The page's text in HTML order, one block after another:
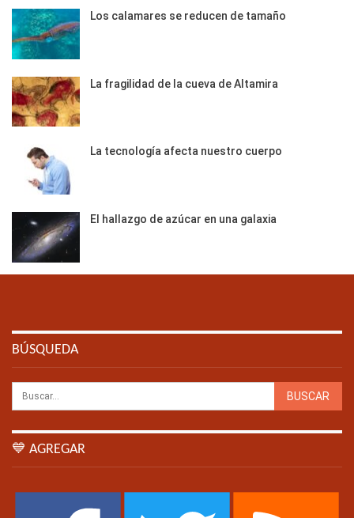
Los calamares se reducen de tamaño
La fragilidad de la cueva de Altamira
La tecnología afecta nuestro cuerpo
El hallazgo de azúcar en una galaxia
BÚSQUEDA
💙 AGREGAR